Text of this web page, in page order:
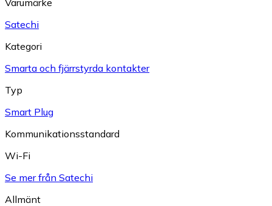
Satechi
Kategori
Smarta och fjärrstyrda kontakter
Typ
Smart Plug
Kommunikationsstandard
Wi-Fi
Se mer från Satechi
Allmänt